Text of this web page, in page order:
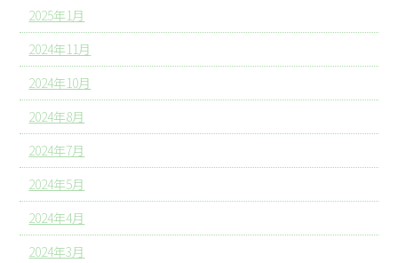
2025年1月
2024年11月
2024年10月
2024年8月
2024年7月
2024年5月
2024年4月
2024年3月